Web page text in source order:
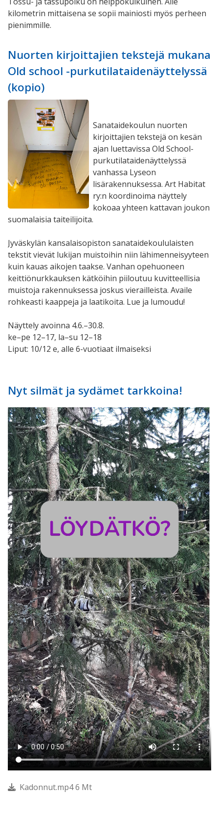
kilometrin mittaisena se sopii mainiosti myös perheen
pienimmille.
Nuorten kirjoittajien tekstejä mukana
Old school -purkutilataidenäyttelyssä
(kopio)
Sanataidekoulun nuorten
kirjoittajien tekstejä on kesän
ajan luettavissa Old School-
purkutilataidenäyttelyssä
vanhassa Lyseon
lisärakennuksessa. Art Habitat
ry:n koordinoima näyttely
kokoaa yhteen kattavan joukon
suomalaisia taiteilijoita.
Jyväskylän kansalaisopiston sanataidekoululaisten
tekstit vievät lukijan muistoihin niin lähimenneisyyteen
kuin kauas aikojen taakse. Vanhan opehuoneen
keittiönurkkauksen kätköihin piiloutuu kuvitteellisia
muistoja rakennuksessa joskus vierailleista. Availe
rohkeasti kaappeja ja laatikoita. Lue ja lumoudu!
Näyttely avoinna 4.6.–30.8.
ke–pe 12–17, la–su 12–18
Liput: 10/12 e, alle 6-vuotiaat ilmaiseksi
Nyt silmät ja sydämet tarkkoina!
Kadonnut.mp4 6 Mt